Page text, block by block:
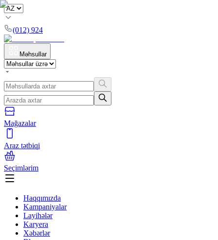
(012) 924
Məhsullar
Mağazalar
Araz tətbiqi
Seçimlərim
Haqqımızda
Kampaniyalar
Layihələr
Karyera
Xəbərlər